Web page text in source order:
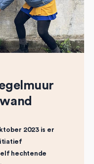
2023 is er
hechtende